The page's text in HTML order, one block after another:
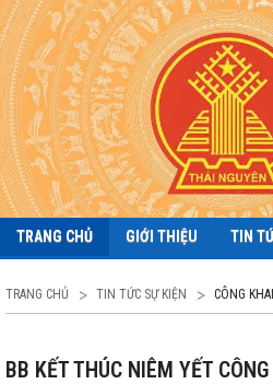
TRANG CHỦ GIỚI THIỆU TIN
TRANG CHỦ TIN TỨC SỰ KIỆN CÔNG
BB KẾT THÚC NIÊM YẾT